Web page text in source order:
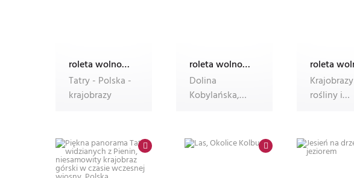
roleta wolnowisząca electro z nadrukiem
Tatry - Polska -
krajobrazy
roleta wolnowisząca electro z nadrukiem
Dolina
Kobylańska,
Małopolska,
Polska, t
Krajobrazy
rośliny i